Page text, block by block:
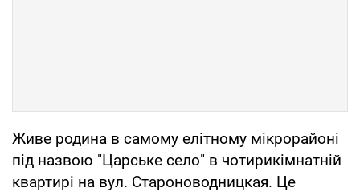
Живе родина в самому елітному мікрорайоні
під назвою "Царське село" в чотирикімнатній
квартирі на вул. Староноводницкая. Це